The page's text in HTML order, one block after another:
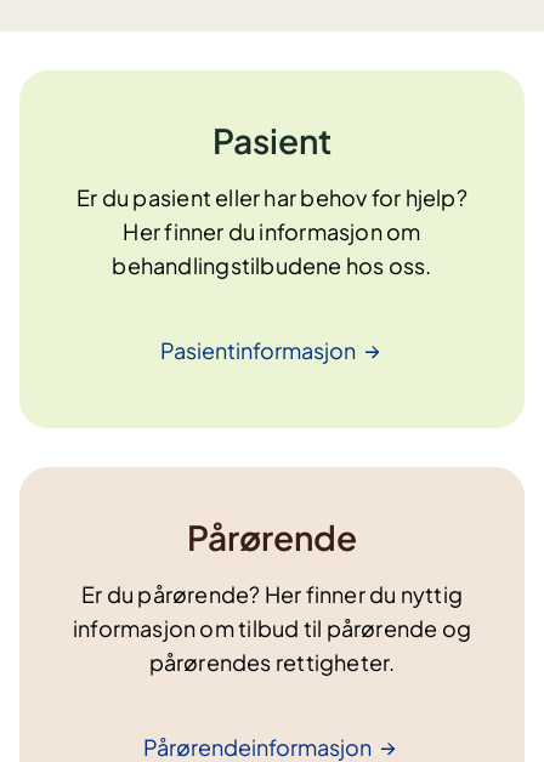
Pasient
Er du pasient eller har behov for hjelp?
Her finner du informasjon om
behandlingstilbudene hos oss.
Pasientinformasjon
Pårørende
Er du pårørende? Her finner du nyttig
informasjon om tilbud til pårørende og
pårørendes rettigheter.
Pårørendeinformasjon